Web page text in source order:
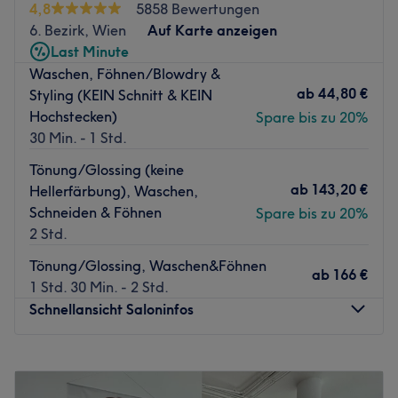
Nächste öffentliche Verkehrsmittel
Der Salon ist gut zu erreichen, da er sich in der Nähe von
wichtigen öffentlichen Verkehrsmitteln befindet. Die U-
Bahnstation Landesgerichtsstraße (Linien 43 und 44) ist
zu Fuß nur vier Minuten entfernt
Was uns an dem Salon gefällt
Atmosphäre: Professionell, kundenorientiert
Expertise: Haarschnitte, Colorationen, Augenbrauen- und
Wimpernstyling.
Produkte und Produktmarken: Davines.
Extras: Du kannst dich auf kostenfreie Getränke wie Tee
Zurück zur Salonansicht
4,8
5858 Bewertungen
6. Bezirk, Wien
Auf Karte anzeigen
Last Minute
Waschen, Föhnen/Blowdry &
Styling (KEIN Schnitt & KEIN
Hochstecken)
30 Min. - 1 Std.
ab 44,80 €
Spare bis zu 20%
Tönung/Glossing (keine
Hellerfärbung), Waschen,
Schneiden & Föhnen
2 Std.
ab 143,20 €
Spare bis zu 20%
Tönung/Glossing, Waschen&Föhnen
1 Std. 30 Min. - 2 Std.
ab 166 €
Schnellansicht Saloninfos
Dienstag
09:00